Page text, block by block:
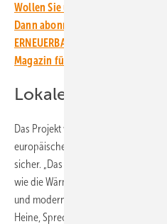
Wollen Sie über die
Dann abonnieren Sie einfach den
ERNEUERBARE ENERGIEN –
Magazin für erneuerbare Energien
Lokale
Das Projekt werde die Messlatte für
europäischen Versorgungssektor
sicher. „Das Hamburger
wie die Wärmewende gelingen
und modernste Technologien
Heine, Sprecher der